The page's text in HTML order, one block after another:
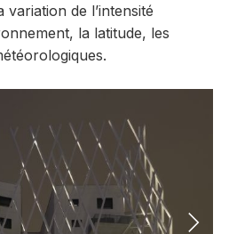
de l’intensité
la latitude, les